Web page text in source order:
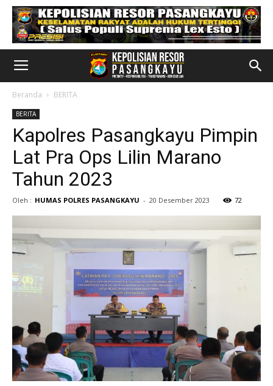
Beranda BERITA
BERITA
Kapolres Pasangkayu Pimpin
Lat Pra Ops Lilin Marano
Tahun 2023
Oleh : HUMAS POLRES PASANGKAYU - 20 Desember 2023 72